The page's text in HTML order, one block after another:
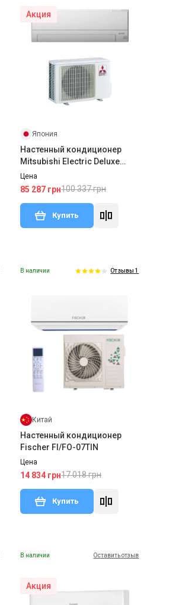
Акция
Япония
Настенный кондиционер
Mitsubishi Electric Deluxe
Inverter MSZ-FT35VGK/MUZ-
FT35VGHZ
Цена
85 287 грн100 337 грн
Купить
В наличии Отзывы 1
Китай
Настенный кондиционер
Fischer FI/FO-07TIN
Цена
14 834 грн17 018 грн
Купить
В наличии Оставить отзыв
Акция